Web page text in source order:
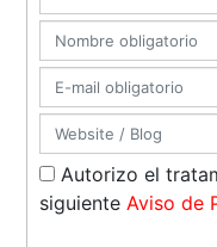
Autorizo el
siguiente Aviso de